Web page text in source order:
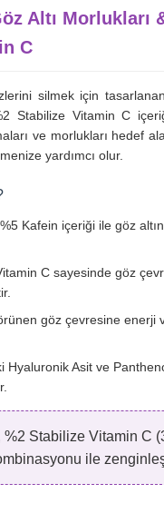
Altı Morlukları
C
silmek için
Stabilize Vitamin C
ve morlukları hedef
yardımcı olur.
%5 Kafein içeriği ile göz
C sayesinde göz
göz çevresine enerji
Hyaluronik Asit ve
%2 Stabilize Vitamin C
ile